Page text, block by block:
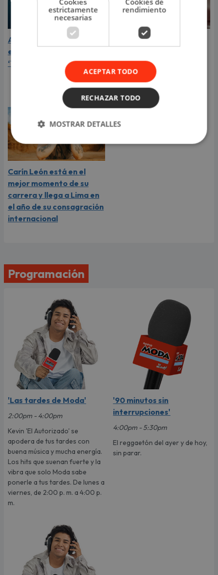
Aria Vega conquista con
el lanzamiento de
‘Tototo (+4)’
¿Greeicy está
segundo hijo? Mike Bahía
compartió revelador
video
Carín León está en el
mejor momento de su
carrera y llega a Lima en
el año de su consagración
internacional
Programación
'Las tardes de Moda'
2:00pm - 4:00pm
Kevin 'El Autorizado' se
apodera de tus tardes con
buena música y mucha energía.
Los hits que suenan fuerte y la
vibra que solo Moda sabe
ponerle a tus tardes. De lunes a
viernes, de 2:00 p. m. a 4:00 p.
m.
'90 minutos sin
interrupciones'
4:00pm - 5:30pm
El reggaetón del ayer y de hoy,
sin parar.
estrictamente
necesarias
rendimiento
ACEPTAR TODO
RECHAZAR TODO
MOSTRAR DETALLES